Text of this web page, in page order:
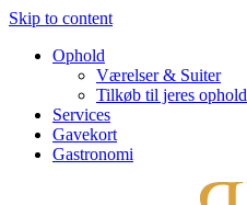
Skip to content
Ophold
Værelser & Suiter
Tilkøb til jeres ophold
Services
Gavekort
Gastronomi